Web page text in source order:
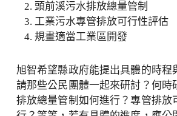
頭前溪污水排放總量管制
工業污水專管排放可行性評估
規畫適當工業區開發
旭智希望縣政府能提出具體的時程
請那些公民團體一起來研討？何時
排放總量管制如何進行？專管排放